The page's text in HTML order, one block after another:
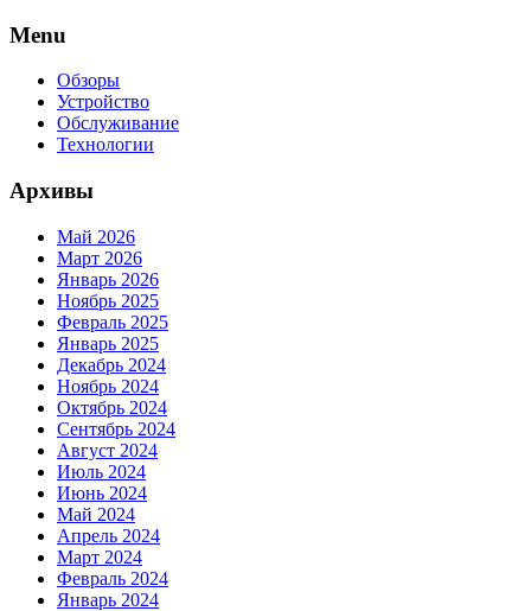
Skip
content
Menu
Обзоры
Устройство
Обслуживание
Технологии
Архивы
Май 2026
Март 2026
Январь 2026
Ноябрь 2025
Февраль 2025
Январь 2025
Декабрь 2024
Ноябрь 2024
Октябрь 2024
Сентябрь 2024
Август 2024
Июль 2024
Июнь 2024
Май 2024
Апрель 2024
Март 2024
Февраль 2024
Январь 2024